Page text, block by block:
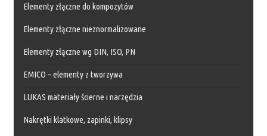
Elementy złączne do kompozytów
Elementy złączne nieznormalizowane
Elementy złączne wg DIN, ISO, PN
EMICO – elementy z tworzywa
LUKAS materiały ścierne i narzędzia
Nakrętki klatkowe, zapinki, klipsy